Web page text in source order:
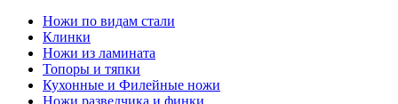
Ножи по видам стали
Клинки
Ножи из ламината
Топоры и тяпки
Кухонные и Филейные ножи